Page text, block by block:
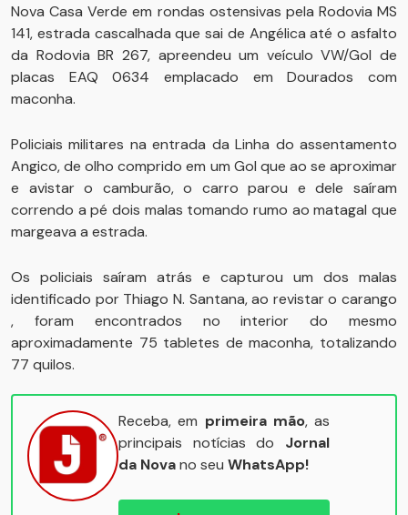
Nova Casa Verde em rondas ostensivas pela Rodovia MS
141, estrada cascalhada que sai de Angélica até o asfalto
da Rodovia BR 267, apreendeu um veículo VW/Gol de
placas EAQ 0634 emplacado em Dourados com
maconha.
Policiais militares na entrada da Linha do assentamento
Angico, de olho comprido em um Gol que ao se aproximar
e avistar o camburão, o carro parou e dele saíram
correndo a pé dois malas tomando rumo ao matagal que
margeava a estrada.
Os policiais saíram atrás e capturou um dos malas
identificado por Thiago N. Santana, ao revistar o carango
, foram encontrados no interior do mesmo
aproximadamente 75 tabletes de maconha, totalizando
77 quilos.
Receba, em primeira mão, as
principais notícias do Jornal
da Novano seu WhatsApp!